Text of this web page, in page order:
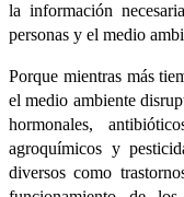
la información
personas y el medio
Porque mientras más
el medio ambiente
hormonales,
agroquímicos y
diversos como